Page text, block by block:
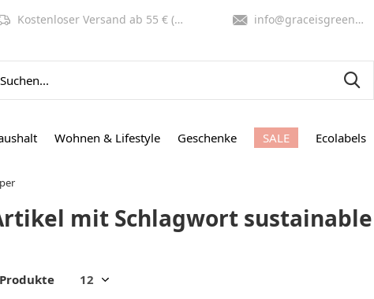
Wohnen & Lifestyle Geschenke SALE Ecolabels
Kostenloser Versand ab 55 € (NL, BE) info@graceisgreen.com
mit Schlagwort